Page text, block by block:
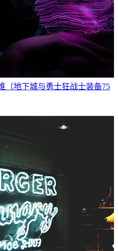
（地下城与勇士狂战士装备75